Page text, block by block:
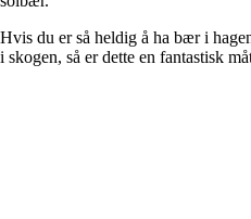
Hvis du er så heldig å ha bær i
i skogen, så er dette en fantastisk